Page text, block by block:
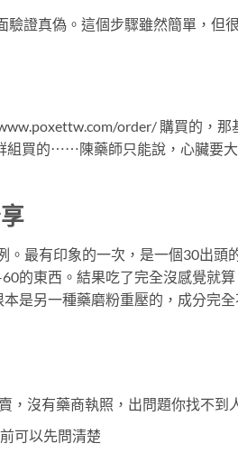
驗證真偽。這個步驟雖然簡單，但
order/ 購買的，那
組買的⋯⋯陳藥師只能說，心臟要
。最有印象的一次，是一個30出頭
的東西。結果吃了完全沒感覺就算
是另一種藥磨粉重壓的，成分完
，沒有藥商執照，出問題你找不到
可以先問清楚